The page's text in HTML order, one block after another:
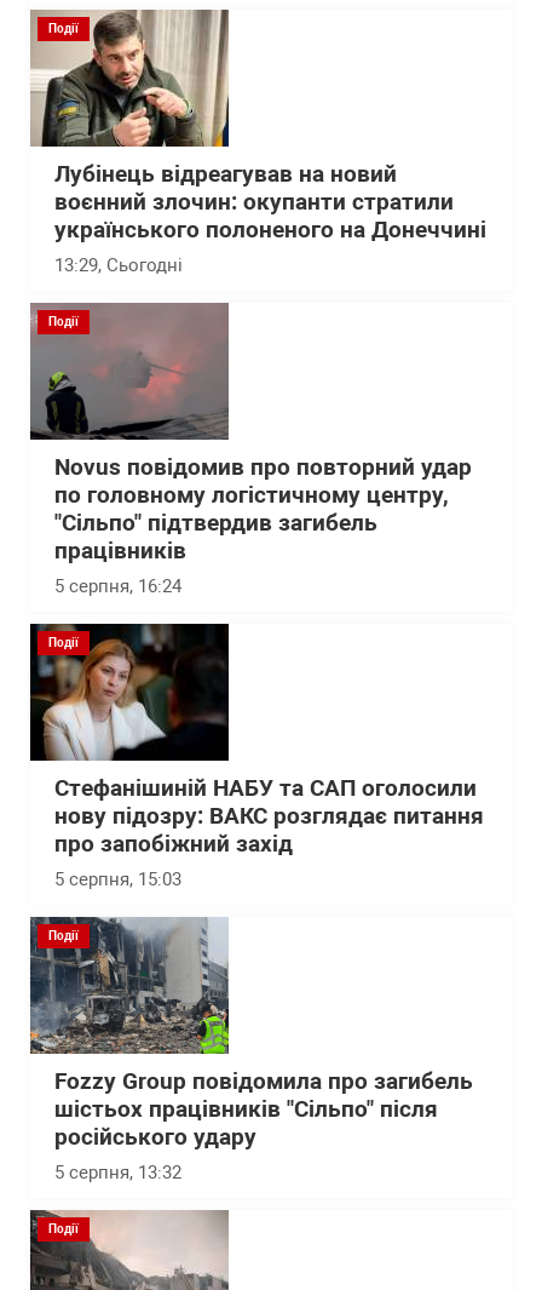
Події
Лубінець відреагував на новий
воєнний злочин: окупанти стратили
українського полоненого на Донеччині
13:29, Сьогодні
Події
Novus повідомив про повторний удар
по головному логістичному центру,
"Сільпо" підтвердив загибель
працівників
5 серпня, 16:24
Події
Стефанішиній НАБУ та САП оголосили
нову підозру: ВАКС розглядає питання
про запобіжний захід
5 серпня, 15:03
Події
Fozzy Group повідомила про загибель
шістьох працівників "Сільпо" після
російського удару
5 серпня, 13:32
Події